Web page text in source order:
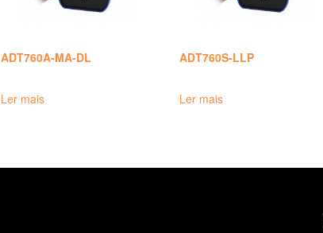
ADT760A-MA-DL
Ler mais
ADT760S-LLP
Ler mais